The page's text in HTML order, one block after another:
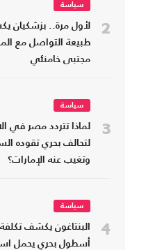
2
سياسة
لأول مرة.. بزشكيان
طبيعة التواصل مع
مجتبى خامنئي
3
سياسة
لماذا تتردد مصر في
لتحالف بحري تقوده
وتغيب عنه الإمارات؟
4
سياسة
البنتاغون يكشف
أسطول بحري يحمل